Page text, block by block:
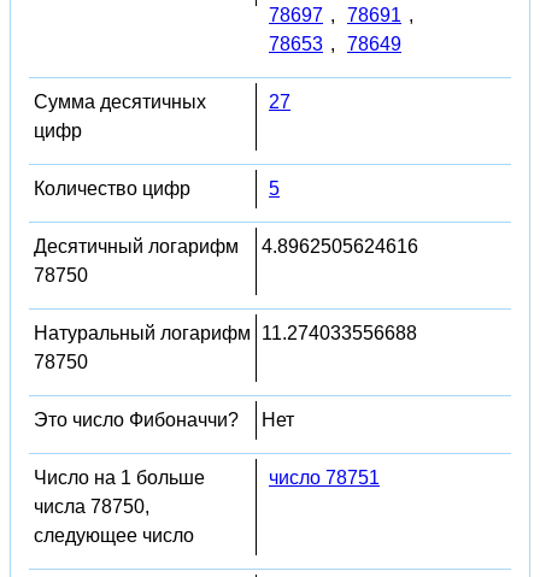
78697 , 78691 ,
78653 , 78649
Сумма десятичных
цифр
27
Количество цифр 5
Десятичный логарифм
78750
4.8962505624616
Натуральный логарифм
78750
11.274033556688
Это число Фибоначчи? Нет
Число на 1 больше
числа 78750,
следующее число
число 78751